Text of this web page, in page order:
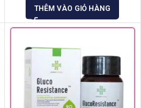
THÊM VÀO GIỎ HÀNG